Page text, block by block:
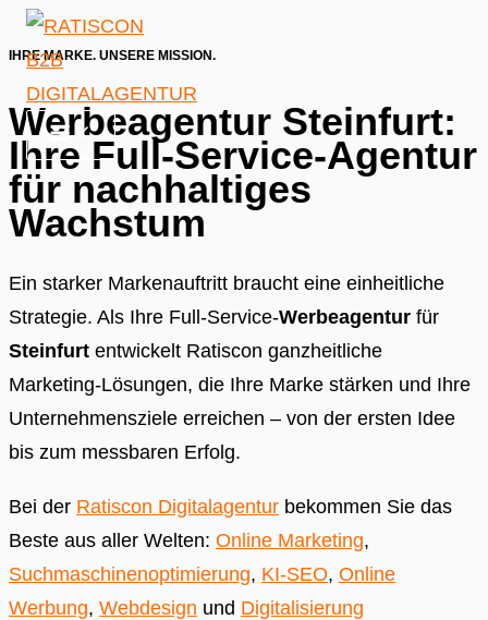
Skip
to
content
IHRE MARKE. UNSERE MISSION.
Werbeagentur Steinfurt:
Ihre Full-Service-Agentur
für nachhaltiges
Wachstum
Ein starker Markenauftritt braucht eine einheitliche
Strategie. Als Ihre Full-Service-Werbeagentur für
Steinfurt entwickelt Ratiscon ganzheitliche
Marketing-Lösungen, die Ihre Marke stärken und Ihre
Unternehmensziele erreichen – von der ersten Idee
bis zum messbaren Erfolg.
Bei der Ratiscon Digitalagentur bekommen Sie das
Beste aus aller Welten: Online Marketing,
Suchmaschinenoptimierung, KI-SEO, Online
Werbung, Webdesign und Digitalisierung